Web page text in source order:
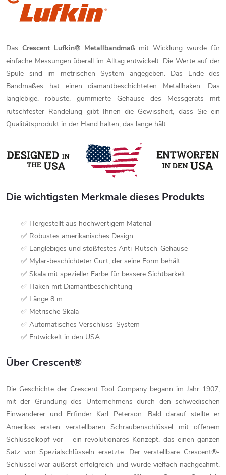
Das Crescent Lufkin® Metallbandmaßmit Wicklung wurde für
einfache Messungen überall im Alltag entwickelt. Die Werte auf der
Spule sind im metrischen System angegeben. Das Ende des
Bandmaßes hat einen diamantbeschichteten Metallhaken. Das
langlebige, robuste, gummierte Gehäuse des Messgeräts mit
rutschfester Rändelung gibt Ihnen die Gewissheit, dass Sie ein
Qualitätsprodukt in der Hand halten, das lange hält.
Die wichtigsten Merkmale dieses Produkts
✅ Hergestellt aus hochwertigem Material
✅ Robustes amerikanisches Design
✅ Langlebiges und stoßfestes Anti-Rutsch-Gehäuse
✅ Mylar-beschichteter Gurt, der seine Form behält
✅ Skala mit spezieller Farbe für bessere Sichtbarkeit
✅ Haken mit Diamantbeschichtung
✅ Länge 8 m
✅ Metrische Skala
✅ Automatisches Verschluss-System
✅ Entwickelt in den USA
Über Crescent®
Die Geschichte der Crescent Tool Company begann im Jahr 1907,
mit der Gründung des Unternehmens durch den schwedischen
Einwanderer und Erfinder Karl Peterson. Bald darauf stellte er
Amerikas ersten verstellbaren Schraubenschlüssel mit offenem
Schlüsselkopf vor - ein revolutionäres Konzept, das einen ganzen
Satz von Spezialschlüsseln ersetzte. Der verstellbare Crescent®-
Schlüssel war äußerst erfolgreich und wurde vielfach nachgeahmt.